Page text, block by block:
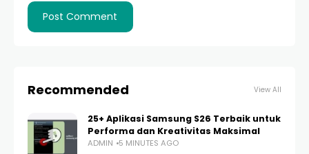
Recommended View All
25+ Aplikasi Samsung S26 Terbaik untuk
Performa dan Kreativitas Maksimal
ADMIN 5 MINUTES AGO